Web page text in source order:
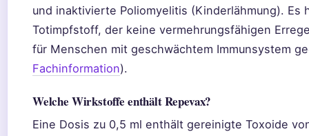
und inaktivierte Poliomyelitis (Kinderlähmung). Es
Totimpfstoff, der keine vermehrungsfähigen
für Menschen mit geschwächtem Immunsystem
Fachinformation).
Welche Wirkstoffe enthält Repevax?
Eine Dosis zu 0,5 ml enthält gereinigte Toxoide